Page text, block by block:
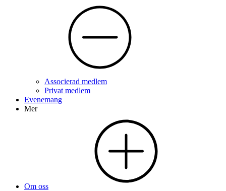
Associerad medlem
Privat medlem
Evenemang
Mer
Om oss